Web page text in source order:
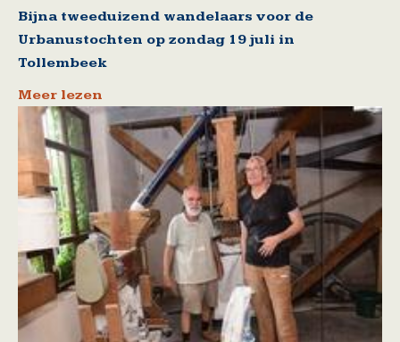
Bijna tweeduizend wandelaars voor de
Urbanustochten op zondag 19 juli in
Tollembeek
Meer lezen